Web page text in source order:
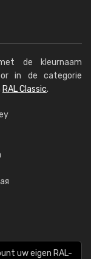
de kleurnaam
in de categorie
RAL Classic.
uw eigen RAL-